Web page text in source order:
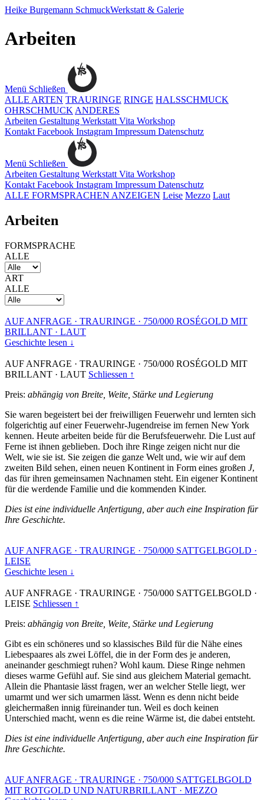
Heike Burgemann SchmuckWerkstatt & Galerie
Arbeiten
Menü Schließen
ALLE ARTEN TRAURINGE RINGE HALSSCHMUCK
OHRSCHMUCK ANDERES
Arbeiten Gestaltung Werkstatt Vita Workshop
Kontakt Facebook Instagram Impressum Datenschutz
Menü Schließen
Arbeiten Gestaltung Werkstatt Vita Workshop
Kontakt Facebook Instagram Impressum Datenschutz
ALLE FORMSPRACHEN ANZEIGEN Leise Mezzo Laut
Arbeiten
FORMSPRACHE
ALLE
ART
ALLE
AUF ANFRAGE · TRAURINGE · 750/000 ROSÉGOLD MIT
BRILLANT · LAUT
Geschichte lesen ↓
AUF ANFRAGE · TRAURINGE · 750/000 ROSÉGOLD MIT
BRILLANT · LAUT Schliessen ↑
Preis: abhängig von Breite, Weite, Stärke und Legierung
Sie waren begeistert bei der freiwilligen Feuerwehr und lernten sich
folgerichtig auf einer Feuerwehr-Jugendreise im fernen New York
kennen. Heute arbeiten beide für die Berufsfeuerwehr. Die Lust auf
Ferne ist ihnen geblieben. Doch ihre Ringe zeigen nicht nur die
Welt, wie sie ist. Sie zeigen die ganze Welt und, wie wir auf dem
zweiten Bild sehen, einen neuen Kontinent in Form eines großen J,
das für ihren gemeinsamen Nachnamen steht. Ein eigener Kontinent
für die werdende Familie und die kommenden Kinder.
Dies ist eine individuelle Anfertigung, aber auch eine Inspiration für
Ihre Geschichte.
AUF ANFRAGE · TRAURINGE · 750/000 SATTGELBGOLD ·
LEISE
Geschichte lesen ↓
AUF ANFRAGE · TRAURINGE · 750/000 SATTGELBGOLD ·
LEISE Schliessen ↑
Preis: abhängig von Breite, Weite, Stärke und Legierung
Gibt es ein schöneres und so klassisches Bild für die Nähe eines
Liebespaares als zwei Löffel, die in der Form des je anderen,
aneinander geschmiegt ruhen? Wohl kaum. Diese Ringe nehmen
dieses warme Gefühl auf. Sie sind aus gleichem Material gemacht.
Allein die Phantasie lässt fragen, wer an welcher Stelle liegt, wer
umarmt und wer sich umarmen lässt. Wenn es denn nicht beide
gleichermaßen innig füreinander tun. Weil es doch keinen
Unterschied macht, wenn es die reine Wärme ist, die dabei entsteht.
Dies ist eine individuelle Anfertigung, aber auch eine Inspiration für
Ihre Geschichte.
AUF ANFRAGE · TRAURINGE · 750/000 SATTGELBGOLD
MIT ROTGOLD UND NATURBRILLANT · MEZZO